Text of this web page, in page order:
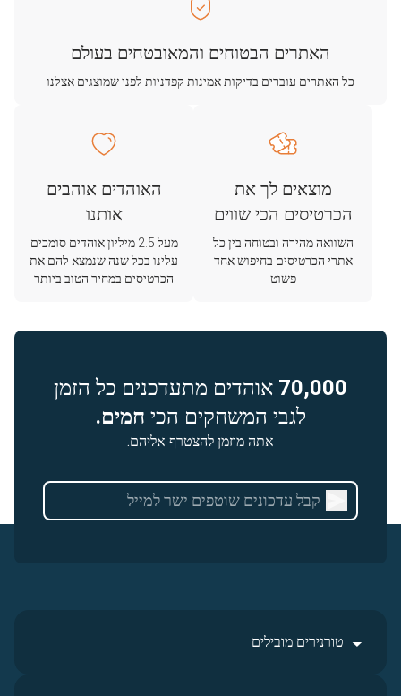
האתרים הבטוחים והמאובטחים בעולם
כל האתרים עוברים בדיקות אמינות קפדניות לפני שמוצגים אצלנו
מוצאים לך את
הכרטיסים הכי שווים
השוואה מהירה ובטוחה בין כל
אתרי הכרטיסים בחיפוש אחד
פשוט
האוהדים אוהבים
אותנו
מעל 2.5 מיליון אוהדים סומכים
עלינו בכל שנה שנמצא להם את
הכרטיסים במחיר הטוב ביותר
70,000 אוהדים מתעדכנים כל הזמן
לגבי המשחקים הכי חמים.
אתה מוזמן להצטרף אליהם.
טורנירים מובילים